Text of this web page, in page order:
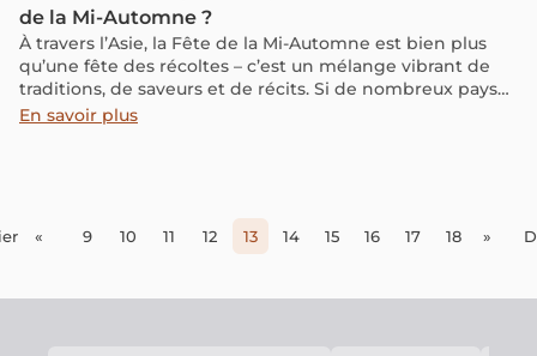
de la Mi-Automne ?
À travers l’Asie, la Fête de la Mi-Automne est bien plus
qu’une fête des récoltes – c’est un mélange vibrant de
traditions, de saveurs et de récits. Si de nombreux pays
d’Asie partagent les mêmes racines culturelles, chacun y
En savoir plus
« 9 10 11 12 13 14 15 16 17 18 »